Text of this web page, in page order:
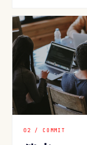
0 2 / COMMIT